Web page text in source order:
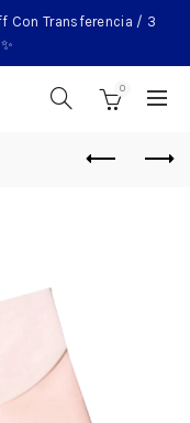
Con Transferencia / 3
0